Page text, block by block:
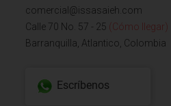
comercial@issasaieh.com
Calle 70 No. 57 - 25 (Cómo llegar)
Barranquilla, Atlantico, Colombia
Escríbenos